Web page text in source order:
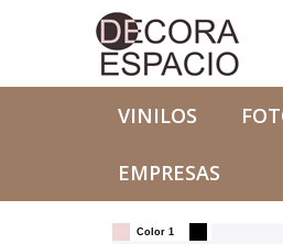
VINILOS
EMPRESAS
Vinilos
Color 1